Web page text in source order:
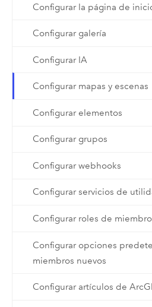
Configurar la página de
Configurar galería
Configurar IA
Configurar mapas y escenas
Configurar elementos
Configurar grupos
Configurar webhooks
Configurar servicios de
Configurar roles de miembro
Configurar opciones
miembros nuevos
Configurar artículos de